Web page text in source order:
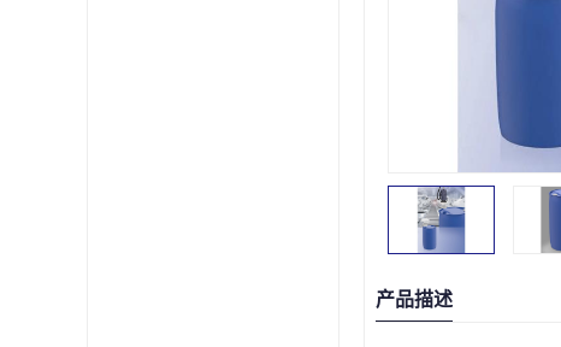
产品描述